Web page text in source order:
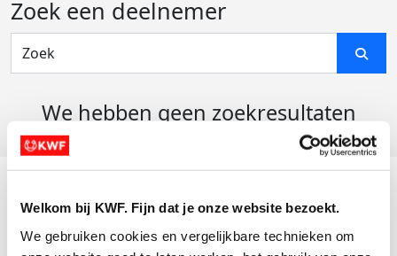
Welkom bij KWF. Fijn dat je onze website bezoekt.
We gebruiken cookies en vergelijkbare technieken om
Zoek een deelnemer
We hebben geen zoekresultaten
Actiematerialen
Evenementen